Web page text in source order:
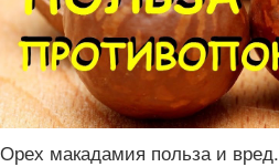
Орех макадамия польза и вред.